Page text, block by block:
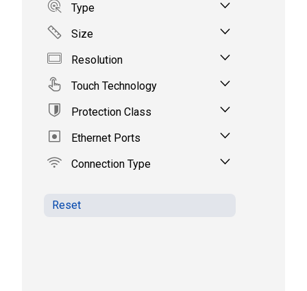
Type
Size
Resolution
Touch Technology
Protection Class
Ethernet Ports
Connection Type
Reset